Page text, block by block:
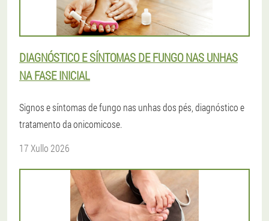
DIAGNÓSTICO E SÍNTOMAS DE FUNGO NAS UNHAS
NA FASE INICIAL
Signos e síntomas de fungo nas unhas dos pés, diagnóstico e
tratamento da onicomicose.
17 Xullo 2026